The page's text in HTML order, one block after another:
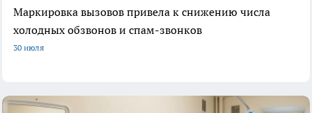
Маркировка вызовов привела к снижению числа
холодных обзвонов и спам-звонков
30 июля